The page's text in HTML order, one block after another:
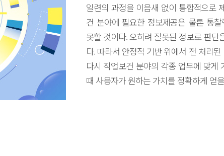
일련의 과정을 이음새 없이 통합적으로
건 분야에 필요한 정보제공은 물론 통
못할 것이다. 오히려 잘못된 정보로 판단
다. 따라서 안정적 기반 위에서 전 처리
다시 직업보건 분야의 각종 업무에 맞게
때 사용자가 원하는 가치를 정확하게 얻